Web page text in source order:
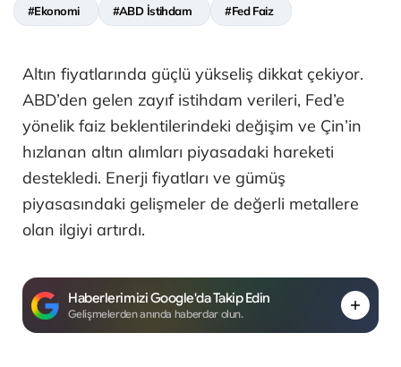
#Ekonomi #ABD İstihdam #Fed Faiz
Altın fiyatlarında güçlü yükseliş dikkat çekiyor.
ABD’den gelen zayıf istihdam verileri, Fed’e
yönelik faiz beklentilerindeki değişim ve Çin’in
hızlanan altın alımları piyasadaki hareketi
destekledi. Enerji fiyatları ve gümüş
piyasasındaki gelişmeler de değerli metallere
olan ilgiyi artırdı.
Haberlerimizi Google'da Takip Edin
Gelişmelerden anında haberdar olun.